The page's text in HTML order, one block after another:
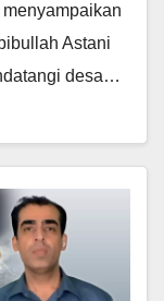
Astani
desa…